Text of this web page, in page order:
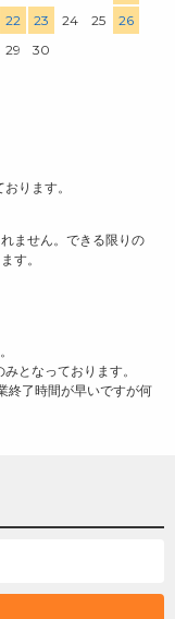
22 23 24 25
26
29 30
ります。
ません。できる限りの
す。
となっております。
終了時間が早いですが何